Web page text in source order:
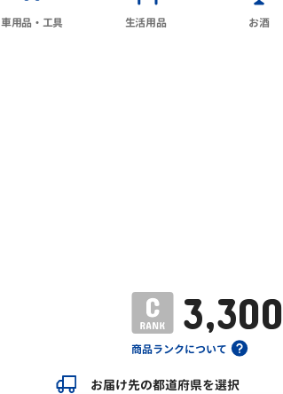
車用品・工具 生活用品 お酒
商品ランクについて
3,300
お届け先の都道府県を選択